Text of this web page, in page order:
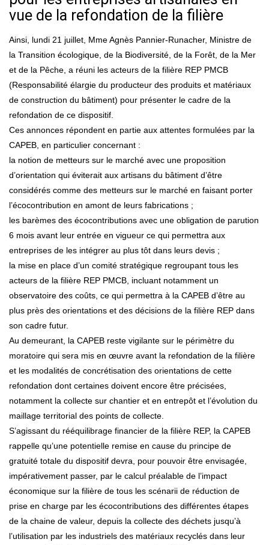
vue de la refondation de la filière
Ainsi, lundi 21 juillet, Mme Agnès Pannier-Runacher, Ministre de
la Transition écologique, de la Biodiversité, de la Forêt, de la Mer
et de la Pêche, a réuni les acteurs de la filière REP PMCB
(Responsabilité élargie du producteur des produits et matériaux
de construction du bâtiment) pour présenter le cadre de la
refondation de ce dispositif.
Ces annonces répondent en partie aux attentes formulées par la
CAPEB, en particulier concernant :
la notion de metteurs sur le marché avec une proposition
d’orientation qui éviterait aux artisans du bâtiment d’être
considérés comme des metteurs sur le marché en faisant porter
l’écocontribution en amont de leurs fabrications ;
les barèmes des écocontributions avec une obligation de parution
6 mois avant leur entrée en vigueur ce qui permettra aux
entreprises de les intégrer au plus tôt dans leurs devis ;
la mise en place d’un comité stratégique regroupant tous les
acteurs de la filière REP PMCB, incluant notamment un
observatoire des coûts, ce qui permettra à la CAPEB d’être au
plus près des orientations et des décisions de la filière REP dans
son cadre futur.
Au demeurant, la CAPEB reste vigilante sur le périmètre du
moratoire qui sera mis en œuvre avant la refondation de la filière
et les modalités de concrétisation des orientations de cette
refondation dont certaines doivent encore être précisées,
notamment la collecte sur chantier et en entrepôt et l’évolution du
maillage territorial des points de collecte.
S’agissant du rééquilibrage financier de la filière REP, la CAPEB
rappelle qu’une potentielle remise en cause du principe de
gratuité totale du dispositif devra, pour pouvoir être envisagée,
impérativement passer, par le calcul préalable de l’impact
économique sur la filière de tous les scénarii de réduction de
prise en charge par les écocontributions des différentes étapes
de la chaine de valeur, depuis la collecte des déchets jusqu’à
l’utilisation par les industriels des matériaux recyclés dans leur